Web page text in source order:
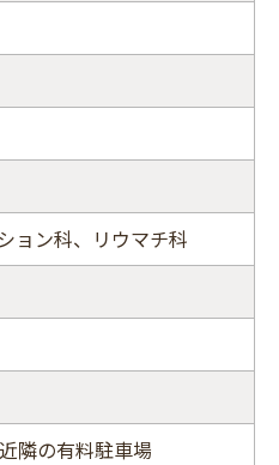
ョン科、リウマチ科
隣の有料駐車場